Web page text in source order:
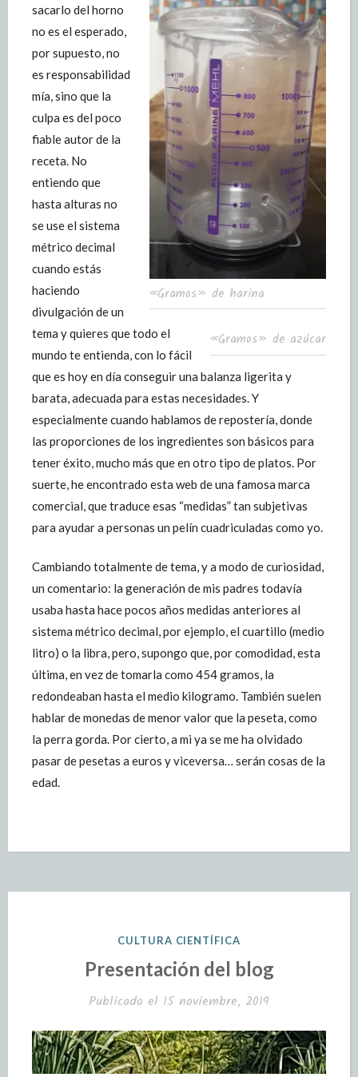
«Gramos» de harina
«Gramos» de azúcar
sacarlo del horno
no es el esperado,
por supuesto, no
es responsabilidad
mía, sino que la
culpa es del poco
fiable autor de la
receta. No
entiendo que
hasta alturas no
se use el sistema
métrico decimal
cuando estás
haciendo
divulgación de un
tema y quieres que todo el
mundo te entienda, con lo fácil
que es hoy en día conseguir una balanza ligerita y
barata, adecuada para estas necesidades. Y
especialmente cuando hablamos de repostería, donde
las proporciones de los ingredientes son básicos para
tener éxito, mucho más que en otro tipo de platos. Por
suerte, he encontrado esta web de una famosa marca
comercial, que traduce esas “medidas” tan subjetivas
para ayudar a personas un pelín cuadriculadas como yo.
Cambiando totalmente de tema, y a modo de curiosidad,
un comentario: la generación de mis padres todavía
usaba hasta hace pocos años medidas anteriores al
sistema métrico decimal, por ejemplo, el cuartillo (medio
litro) o la libra, pero, supongo que, por comodidad, esta
última, en vez de tomarla como 454 gramos, la
redondeaban hasta el medio kilogramo. También suelen
hablar de monedas de menor valor que la peseta, como
la perra gorda. Por cierto, a mi ya se me ha olvidado
pasar de pesetas a euros y viceversa… serán cosas de la
edad.
CULTURA CIENTÍFICA
Presentación del blog
Publicado el 15 noviembre, 2019